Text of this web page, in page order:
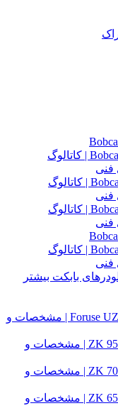
مینی لودر بابکت Bobcat T320 | کاتالوگ
فنی
مینی لودر بابکت Bobcat S185 | کاتالوگ
فنی
مینی لودر بابکت Bobcat S130 | کاتالوگ
فنی
مینی لودر بابکت Bobcat S300 | کاتالوگ
فنی
بابکت بیشتر
مینی لودر فوریوز Foruse UZ 1020 | مشخصات و
مینی لودر زرین کوپال ZK 950 | مشخصات و
مینی لودر زرین کوپال ZK 700 | مشخصات و
مینی لودر زرین کوپال ZK 650 | مشخصات و